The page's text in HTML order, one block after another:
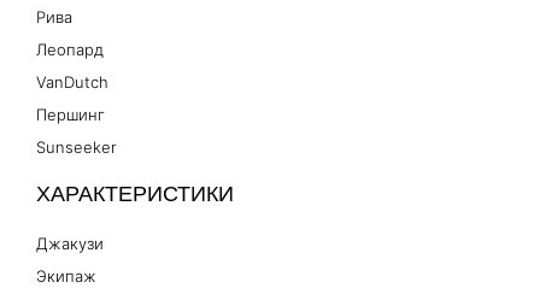
Рива
Леопард
VanDutch
Першинг
Sunseeker
ХАРАКТЕРИСТИКИ
Джакузи
Экипаж